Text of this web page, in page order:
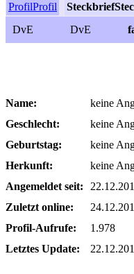
ProfilProfil Steckbrief
DvE
DvE
Name:
keine
Geschlecht:
keine
Geburtstag:
keine
Herkunft:
keine
Angemeldet seit:
Zuletzt online:
Profil-Aufrufe:
1.978
Letztes Update: